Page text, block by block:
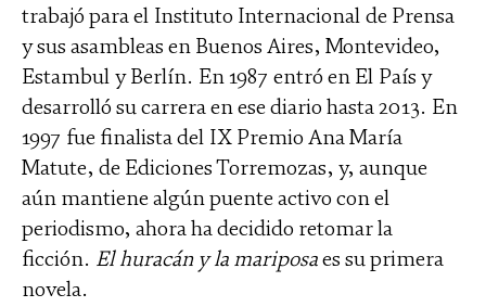
trabajó para el Instituto Internacional de Prensa
y sus asambleas en Buenos Aires, Montevideo,
Estambul y Berlín. En 1987 entró en El País y
desarrolló su carrera en ese diario hasta 2013. En
1997 fue finalista del IX Premio Ana María
Matute, de Ediciones Torremozas, y, aunque
aún mantiene algún puente activo con el
periodismo, ahora ha decidido retomar la
ficción. El huracán y la mariposaes su primera
novela.